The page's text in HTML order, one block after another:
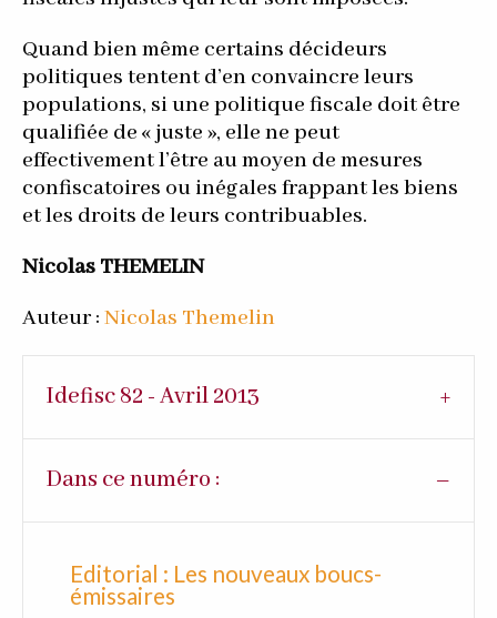
Quand bien même certains décideurs
politiques tentent d’en convaincre leurs
populations, si une politique fiscale doit être
qualifiée de « juste », elle ne peut
effectivement l’être au moyen de mesures
confiscatoires ou inégales frappant les biens
et les droits de leurs contribuables.
Nicolas THEMELIN
Auteur : Nicolas Themelin
Idefisc 82 - Avril 2013
Dans ce numéro :
Editorial : Les nouveaux boucs-
émissaires